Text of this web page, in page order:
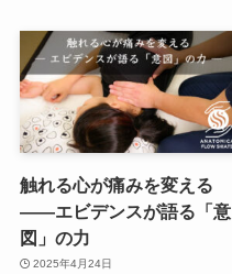
触れる心が痛みを変える
――エビデンスが語る「意
図」の力
2025年4月24日